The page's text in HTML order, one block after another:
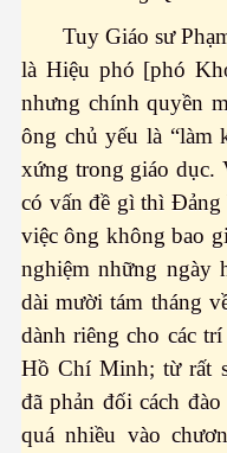
Tuy Giáo sư
là Hiệu phó [phó
nhưng chính quyền
ông chủ yếu là “làm
xứng trong giáo dục.
có vấn đề gì thì
việc ông không bao
nghiệm những ngày
dài mười tám tháng
dành riêng cho các
Hồ Chí Minh; từ rất
đã phản đối cách
quá nhiều vào
xuất thuốc trị ung thư
đọt bắp